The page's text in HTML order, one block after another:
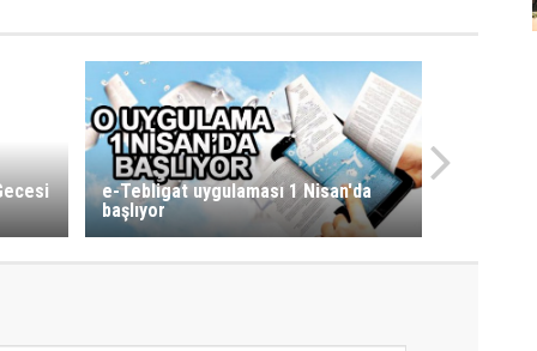
e-Tebligat uygulaması 1 Nisan'da
başlıyor